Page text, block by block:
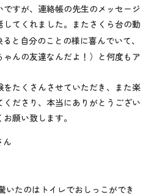
すが、連絡帳の先生のメッセージ
てくれました。またさくら台の動
と自分のことの様に喜んでいて、
ゃんの友達なんだよ！）と何度もア
たくさんさせていただき、また楽
くださり、本当にありがとうござい
願い致します。
たのはトイレでおしっこができ